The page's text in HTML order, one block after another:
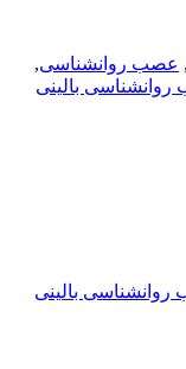
روانشناسی,
بالینی
بالینی